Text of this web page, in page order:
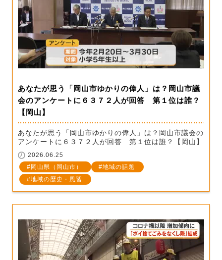
あなたが思う「岡山市ゆかりの偉人」は？岡山市議
会のアンケートに６３７２人が回答 第１位は誰？
【岡山】
あなたが思う「岡山市ゆかりの偉人」は？岡山市議会の
アンケートに６３７２人が回答 第１位は誰？【岡山】
2026.06.25
岡山県（岡山市）
地域の話題
地域の歴史・風習